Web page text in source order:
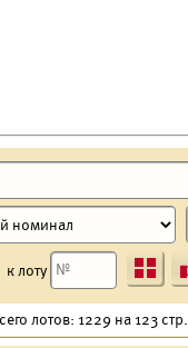
к лоту Ъ
лотов: 1229 на 123 стр.